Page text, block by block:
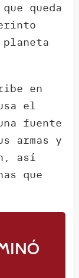
queda
en
el
fuente
armas y
así
que